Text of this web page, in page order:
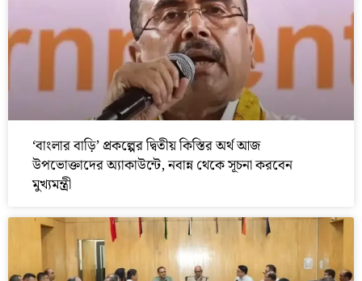
‘বাংলার বাড়ি’ প্রকল্পের দ্বিতীয় কিস্তির অর্থ আজ
উপভোক্তাদের অ্যাকাউন্টে, নবান্ন থেকে সূচনা করবেন
মুখ্যমন্ত্রী